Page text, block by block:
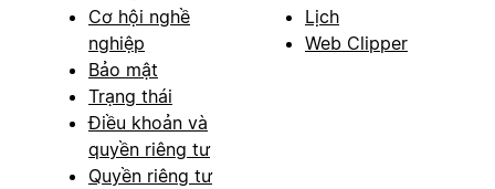
Cơ hội nghề
nghiệp
Bảo mật
Trạng thái
Điều khoản và
quyền riêng tư
Quyền riêng tư
Lịch
Web Clipper